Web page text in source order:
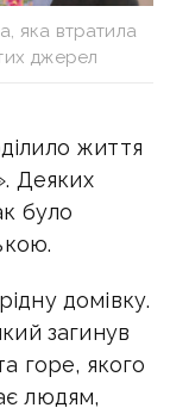
яка втратила
джерел
життя
Деяких
було
домівку.
загинув
горе, якого
людям,